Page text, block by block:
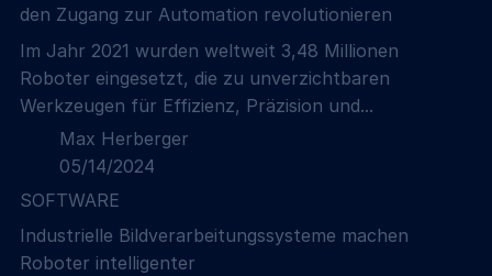
den Zugang zur Automation revolutionieren
Im Jahr 2021 wurden weltweit 3,48 Millionen
Roboter eingesetzt, die zu unverzichtbaren
Werkzeugen für Effizienz, Präzision und...
Max Herberger
05/14/2024
SOFTWARE
Industrielle Bildverarbeitungssysteme machen
Roboter intelligenter